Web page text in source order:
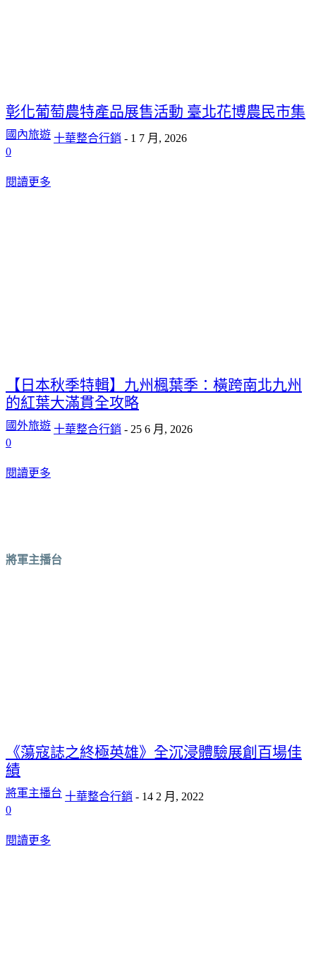
彰化葡萄農特產品展售活動 臺北花博農民市集
國內旅遊 十華整合行銷 - 1 7 月, 2026
0
閱讀更多
【日本秋季特輯】九州楓葉季：橫跨南北九州
的紅葉大滿貫全攻略
國外旅遊 十華整合行銷 - 25 6 月, 2026
0
閱讀更多
將軍主播台
《蕩寇誌之終極英雄》全沉浸體驗展創百場佳
績
將軍主播台 十華整合行銷 - 14 2 月, 2022
0
閱讀更多